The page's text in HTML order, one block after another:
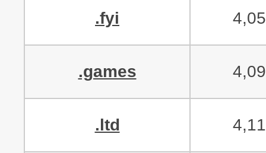
.fyi
.games
.ltd